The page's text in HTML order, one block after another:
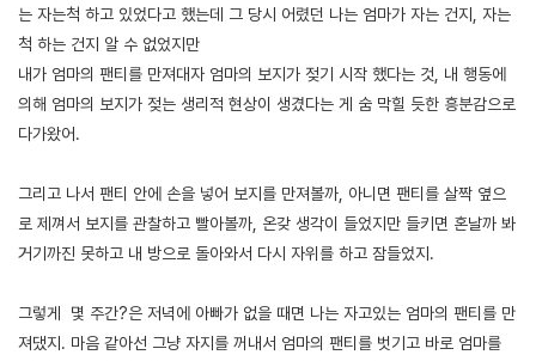
는 자는척 하고 있었다고 했는데 그 당시 어렸던 나는 엄마가 자는 건지, 자는
척 하는 건지 알 수 없었지만
내가 엄마의 팬티를 만져대자 엄마의 보지가 젖기 시작 했다는 것, 내 행동에
의해 엄마의 보지가 젖는 생리적 현상이 생겼다는 게 숨 막힐 듯한 흥분감으로
다가왔어.
그리고 나서 팬티 안에 손을 넣어 보지를 만져볼까, 아니면 팬티를 살짝 옆으
로 제껴서 보지를 관찰하고 빨아볼까, 온갖 생각이 들었지만 들키면 혼날까 봐
거기까진 못하고 내 방으로 돌아와서 다시 자위를 하고 잠들었지.
그렇게 몇 주간?은 저녁에 아빠가 없을 때면 나는 자고있는 엄마의 팬티를 만
져댔지. 마음 같아선 그냥 자지를 꺼내서 엄마의 팬티를 벗기고 바로 엄마를